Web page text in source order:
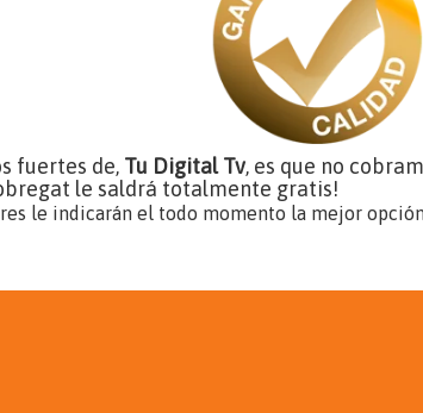
fuertes de, Tu Digital Tv, es que no
le saldrá totalmente gratis!
le indicarán el todo momento la mejor